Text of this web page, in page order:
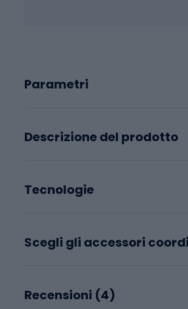
Parametri
Descrizione del prodotto
Tecnologie
Scegli gli accessori
Recensioni (4)